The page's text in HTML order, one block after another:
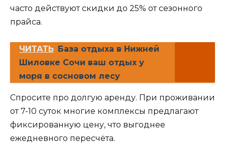
часто действуют скидки до 25% от сезонного
прайса.
ЧИТАТЬ База отдыха в Нижней
Шиловке Сочи ваш отдых у
моря в сосновом лесу
Спросите про долгую аренду. При проживании
от 7-10 суток многие комплексы предлагают
фиксированную цену, что выгоднее
ежедневного пересчёта.